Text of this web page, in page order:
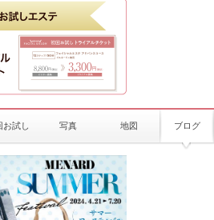
お試し 写真 地図 ブログ